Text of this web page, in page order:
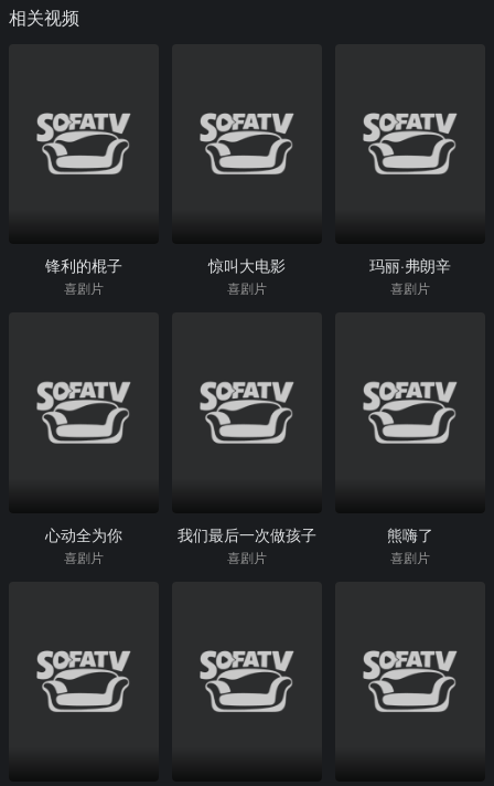
相关视频
锋利的棍子
喜剧片
惊叫大电影
喜剧片
玛丽·弗朗辛
喜剧片
心动全为你
喜剧片
我们最后一次做孩子
喜剧片
熊嗨了
喜剧片